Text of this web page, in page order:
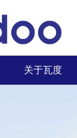
关于瓦度